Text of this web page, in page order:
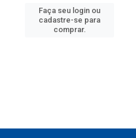
Faça seu login ou
cadastre-se para
comprar.